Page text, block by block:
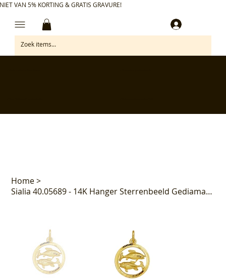
VAN 5% KORTING & GRATIS GRAVURE!
Home>
Sialia 40.05689 - 14K Hanger Sterrenbeeld Gediamanteerd